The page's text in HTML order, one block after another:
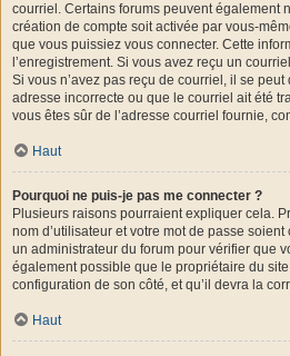
courriel. Certains forums peuvent également
création de compte soit activée par vous-
que vous puissiez vous connecter. Cette
l’enregistrement. Si vous avez reçu un
Si vous n’avez pas reçu de courriel, il se
adresse incorrecte ou que le courriel ait été
vous êtes sûr de l’adresse courriel fournie,
Haut
Pourquoi ne puis-je pas me connecter ?
Plusieurs raisons pourraient expliquer cela.
nom d’utilisateur et votre mot de passe soient
un administrateur du forum pour vérifier que
également possible que le propriétaire du
configuration de son côté, et qu’il devra la
Haut